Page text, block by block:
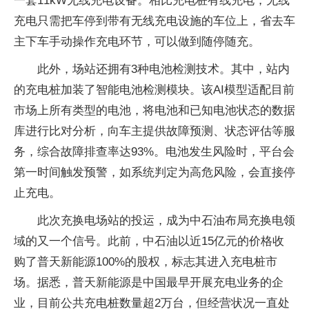
充电只需把车停到带有无线充电设施的车位上，省去车
主下车手动操作充电环节，可以做到随停随充。
此外，场站还拥有3种电池检测技术。其中，站内
的充电桩加装了智能电池检测模块。该AI模型适配目前
市场上所有类型的电池，将电池和已知电池状态的数据
库进行比对分析，向车主提供故障预测、状态评估等服
务，综合故障排查率达93%。电池发生风险时，平台会
第一时间触发预警，如系统判定为高危风险，会直接停
止充电。
此次充换电场站的投运，成为中石油布局充换电领
域的又一个信号。此前，中石油以近15亿元的价格收
购了普天新能源100%的股权，标志其进入充电桩市
场。据悉，普天新能源是中国最早开展充电业务的企
业，目前公共充电桩数量超2万台，但经营状况一直处